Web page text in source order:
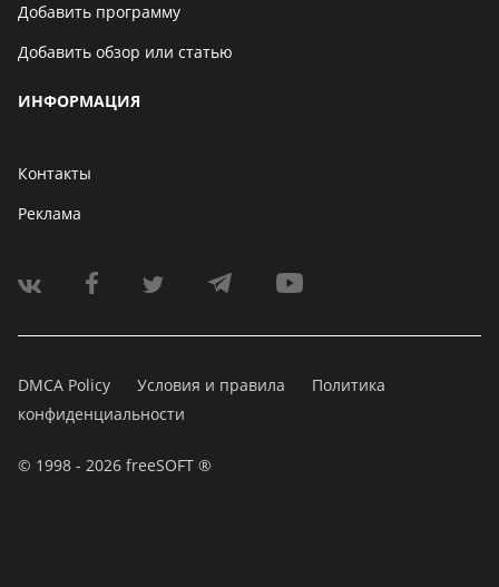
Добавить программу
Добавить обзор или статью
ИНФОРМАЦИЯ
Контакты
Реклама
DMCA Policy Условия и правила
Политика
конфиденциальности
© 1998 - 2026 freeSOFT ®